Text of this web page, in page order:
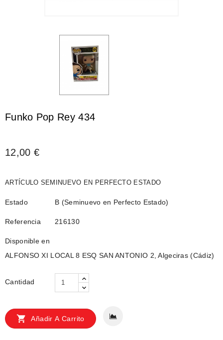
Funko Pop Rey 434
12,00 €
ARTÍCULO SEMINUEVO EN PERFECTO ESTADO
Estado B (Seminuevo en Perfecto Estado)
Referencia 216130
Disponible en
ALFONSO XI LOCAL 8 ESQ SAN ANTONIO 2, Algeciras (Cádiz)
Cantidad
 Añadir A Carrito